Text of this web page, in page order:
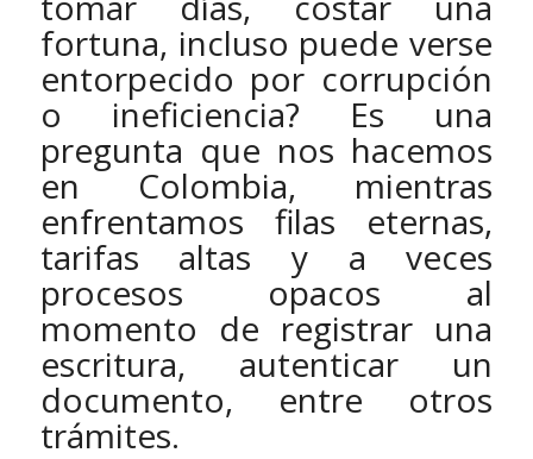
fortuna, incluso puede verse
entorpecido por corrupción
o ineficiencia? Es una
pregunta que nos hacemos
en Colombia, mientras
enfrentamos filas eternas,
tarifas altas y a veces
procesos opacos al
momento de registrar una
escritura, autenticar un
documento, entre otros
trámites.